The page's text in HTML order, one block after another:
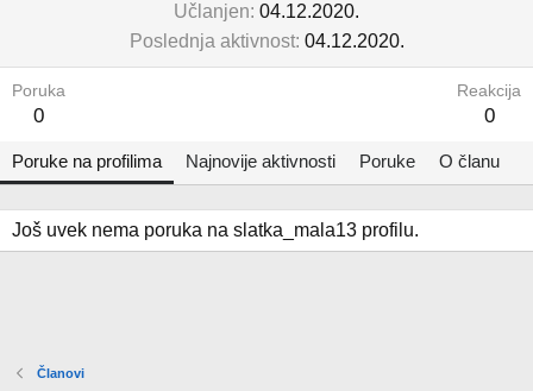
Učlanjen 04.12.2020.
Poslednja aktivnost 04.12.2020.
Poruka
0
Reakcija
0
Poruke na profilima Najnovije aktivnosti Poruke O članu
Još uvek nema poruka na slatka_mala13 profilu.
Članovi